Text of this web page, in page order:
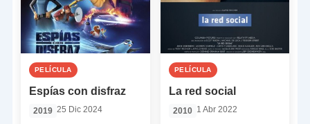
PELÍCULA
Espías con disfraz
2019 25 Dic 2024
PELÍCULA
La red social
2010 1 Abr 2022